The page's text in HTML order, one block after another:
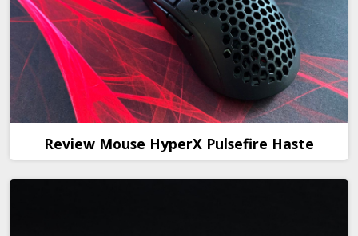
Review Mouse HyperX Pulsefire Haste